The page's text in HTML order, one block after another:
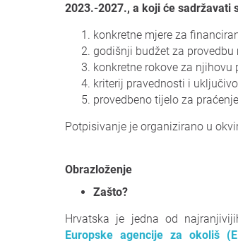
2023.-2027., a koji će sadržavati
konkretne mjere za
godišnji budžet za
konkretne rokove za njihovu
kriterij pravednosti i
provedbeno tijelo za
Potpisivanje je organizirano u
Obrazloženje
Zašto?
Hrvatska je jedna od
Europske agencije za okoliš